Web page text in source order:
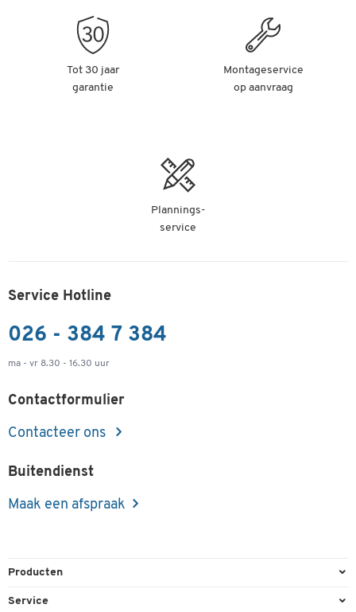
Tot 30 jaar
garantie
Montageservice
op aanvraag
Plannings-
service
Service Hotline
026 - 384 7 384
ma - vr 8.30 - 16.30 uur
Contactformulier
Contacteer ons
Buitendienst
Maak een afspraak
Producten
Kantoorbenodigdheden
Service